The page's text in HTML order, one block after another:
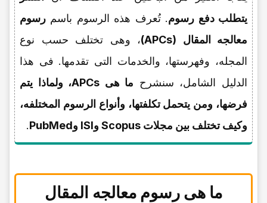
یتطلب دفع رسوم. تُعرف هذه الرسوم باسم رسوم
معالجه المقال (APCs)
، وهی تختلف حسب نوع
المجله، وفهرستها، والخدمات التی تقدمها. فی هذا
الدلیل الشامل، سنشرح
ما هی APCs، ولماذا یتم
فرضها، ومن یتحمل تکلفتها، وأنواع الرسوم المختلفه،
وکیف تختلف بین مجلات Scopus وISI وPubMed
.
ما هی رسوم معالجه المقال